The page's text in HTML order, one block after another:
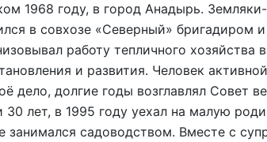
1968 году, в город Анадырь.
в совхозе «Северный» бригадиром
работу тепличного
и развития. Человек
дело, долгие годы возглавлял Совет
30 лет, в 1995 году уехал на малую
занимался садоводством. Вместе с